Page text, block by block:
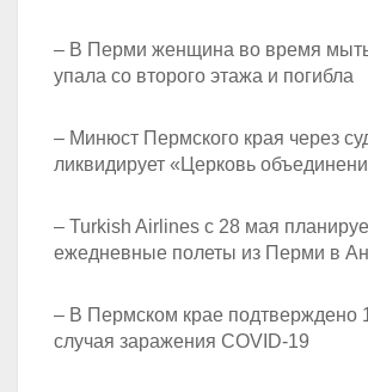
– В Перми женщина во время
упала со второго этажа и погибла
– Минюст Пермского края через
ликвидирует «Церковь
– Turkish Airlines с 28 мая
ежедневные полеты из Перми в
– В Пермском крае подтверждено
случая заражения COVID-19